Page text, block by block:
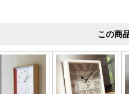
この商